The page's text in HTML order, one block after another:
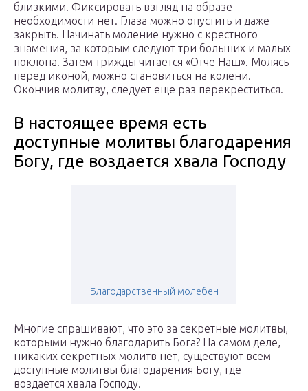
близкими. Фиксировать взгляд на образе
необходимости нет. Глаза можно опустить и даже
закрыть. Начинать моление нужно с крестного
знамения, за которым следуют три больших и малых
поклона. Затем трижды читается «Отче Наш». Молясь
перед иконой, можно становиться на колени.
Окончив молитву, следует еще раз перекреститься.
В настоящее время есть
доступные молитвы благодарения
Богу, где воздается хвала Господу
Благодарственный молебен
Многие спрашивают, что это за секретные молитвы,
которыми нужно благодарить Бога? На самом деле,
никаких секретных молитв нет, существуют всем
доступные молитвы благодарения Богу, где
воздается хвала Господу.